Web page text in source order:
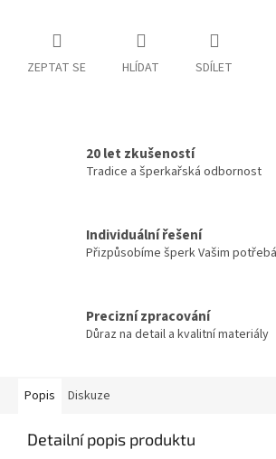
ZEPTAT SE HLÍDAT SDÍLET
20 let zkušeností
Tradice a šperkařská odbornost
Individuální řešení
Přizpůsobíme šperk Vašim
Precizní zpracování
Důraz na detail a kvalitní materiály
Popis Diskuze
Detailní popis produktu